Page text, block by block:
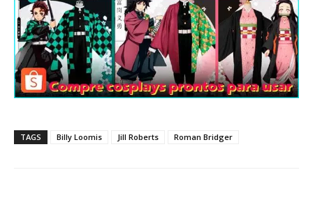
TAGS Billy Loomis Jill Roberts Roman Bridger